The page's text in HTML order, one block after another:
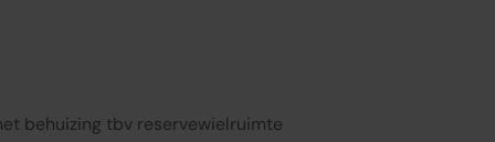
behuizing tbv reservewielruimte